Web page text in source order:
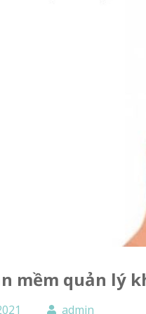
mềm quản lý
admin